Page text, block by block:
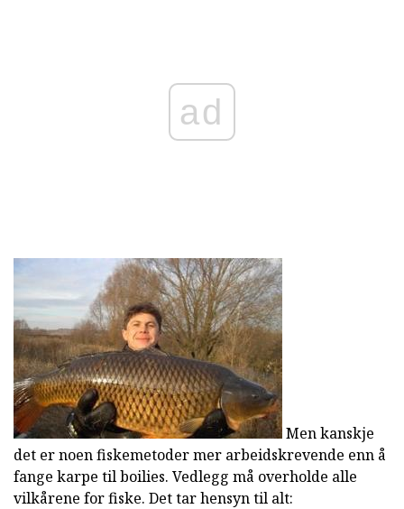
ad
Men kanskje
det er noen fiskemetoder mer arbeidskrevende enn å
fange karpe til boilies. Vedlegg må overholde alle
vilkårene for fiske. Det tar hensyn til alt: